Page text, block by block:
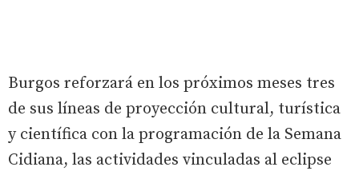
Burgos reforzará en los próximos meses tres
de sus líneas de proyección cultural, turística
y científica con la programación de la Semana
Cidiana, las actividades vinculadas al eclipse